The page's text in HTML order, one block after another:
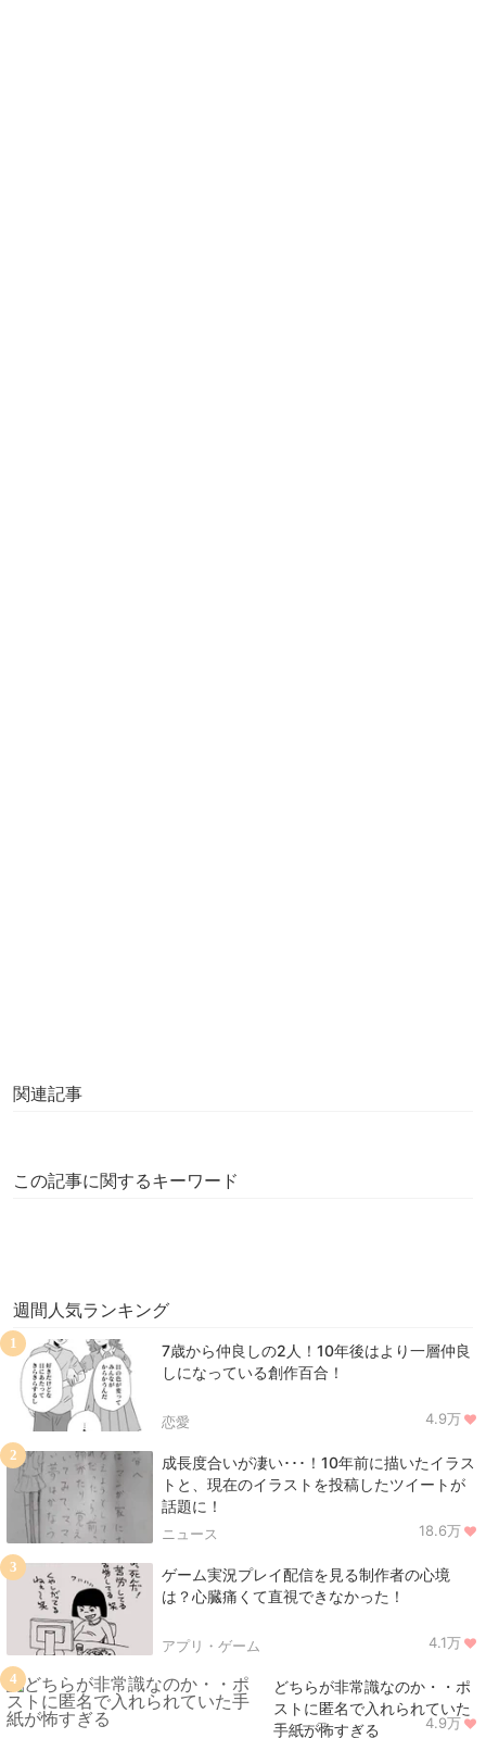
関連記事
この記事に関するキーワード
週間人気ランキング
7歳から仲良しの2人！10年後はより一層仲良
しになっている創作百合！
恋愛 4.9万
1
成長度合いが凄い･･･！10年前に描いたイラス
トと、現在のイラストを投稿したツイートが
話題に！
ニュース 18.6万
2
ゲーム実況プレイ配信を見る制作者の心境
は？心臓痛くて直視できなかった！
アプリ・ゲーム 4.1万
3
どちらが非常識なのか・・ポ
ストに匿名で入れられていた
手紙が怖すぎる
ニュース 4.9万
4